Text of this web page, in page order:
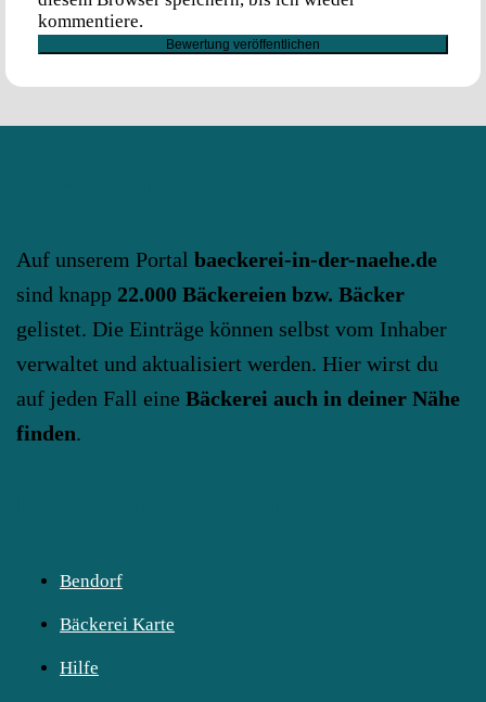
kommentiere.
Auf unserem Portal baeckerei-in-der-naehe.de
sind knapp 22.000 Bäckereien bzw. Bäcker
gelistet. Die Einträge können selbst vom Inhaber
verwaltet und aktualisiert werden. Hier wirst du
auf jeden Fall eine Bäckerei auch in deiner Nähe
finden.
Bendorf
Bäckerei Karte
Hilfe